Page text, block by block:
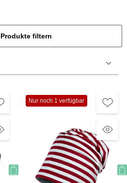
Produkte filtern
Nur noch 1 verfügbar